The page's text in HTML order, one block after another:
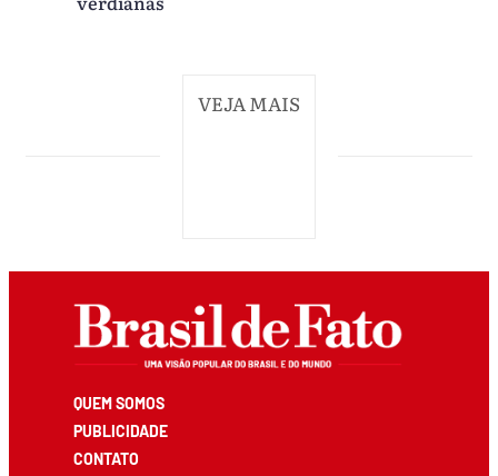
VEJA MAIS
QUEM SOMOS
PUBLICIDADE
CONTATO